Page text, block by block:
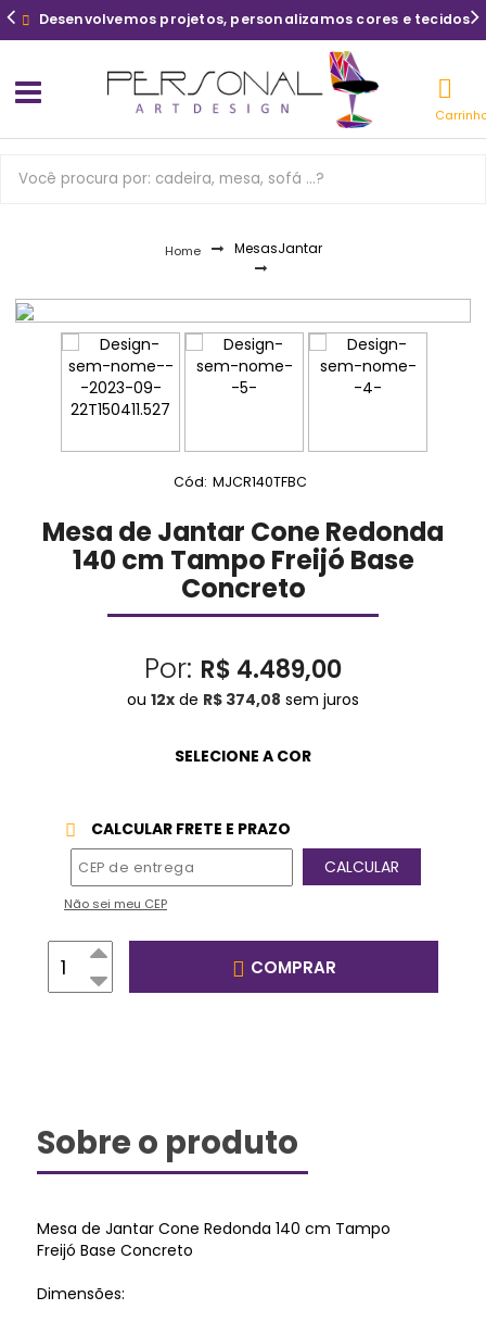
Desenvolvemos projetos, personalizamos cores e tecidos
Home MesasJantar
Cód: MJCR140TFBC
Mesa de Jantar Cone Redonda
140 cm Tampo Freijó Base
Concreto
Por: R$ 4.489,00
ou 12x de R$ 374,08 sem juros
CALCULAR FRETE E PRAZO
Não sei meu CEP
COMPRAR
Sobre o produto
Mesa de Jantar Cone Redonda 140 cm Tampo
Freijó Base Concreto
Dimensões: